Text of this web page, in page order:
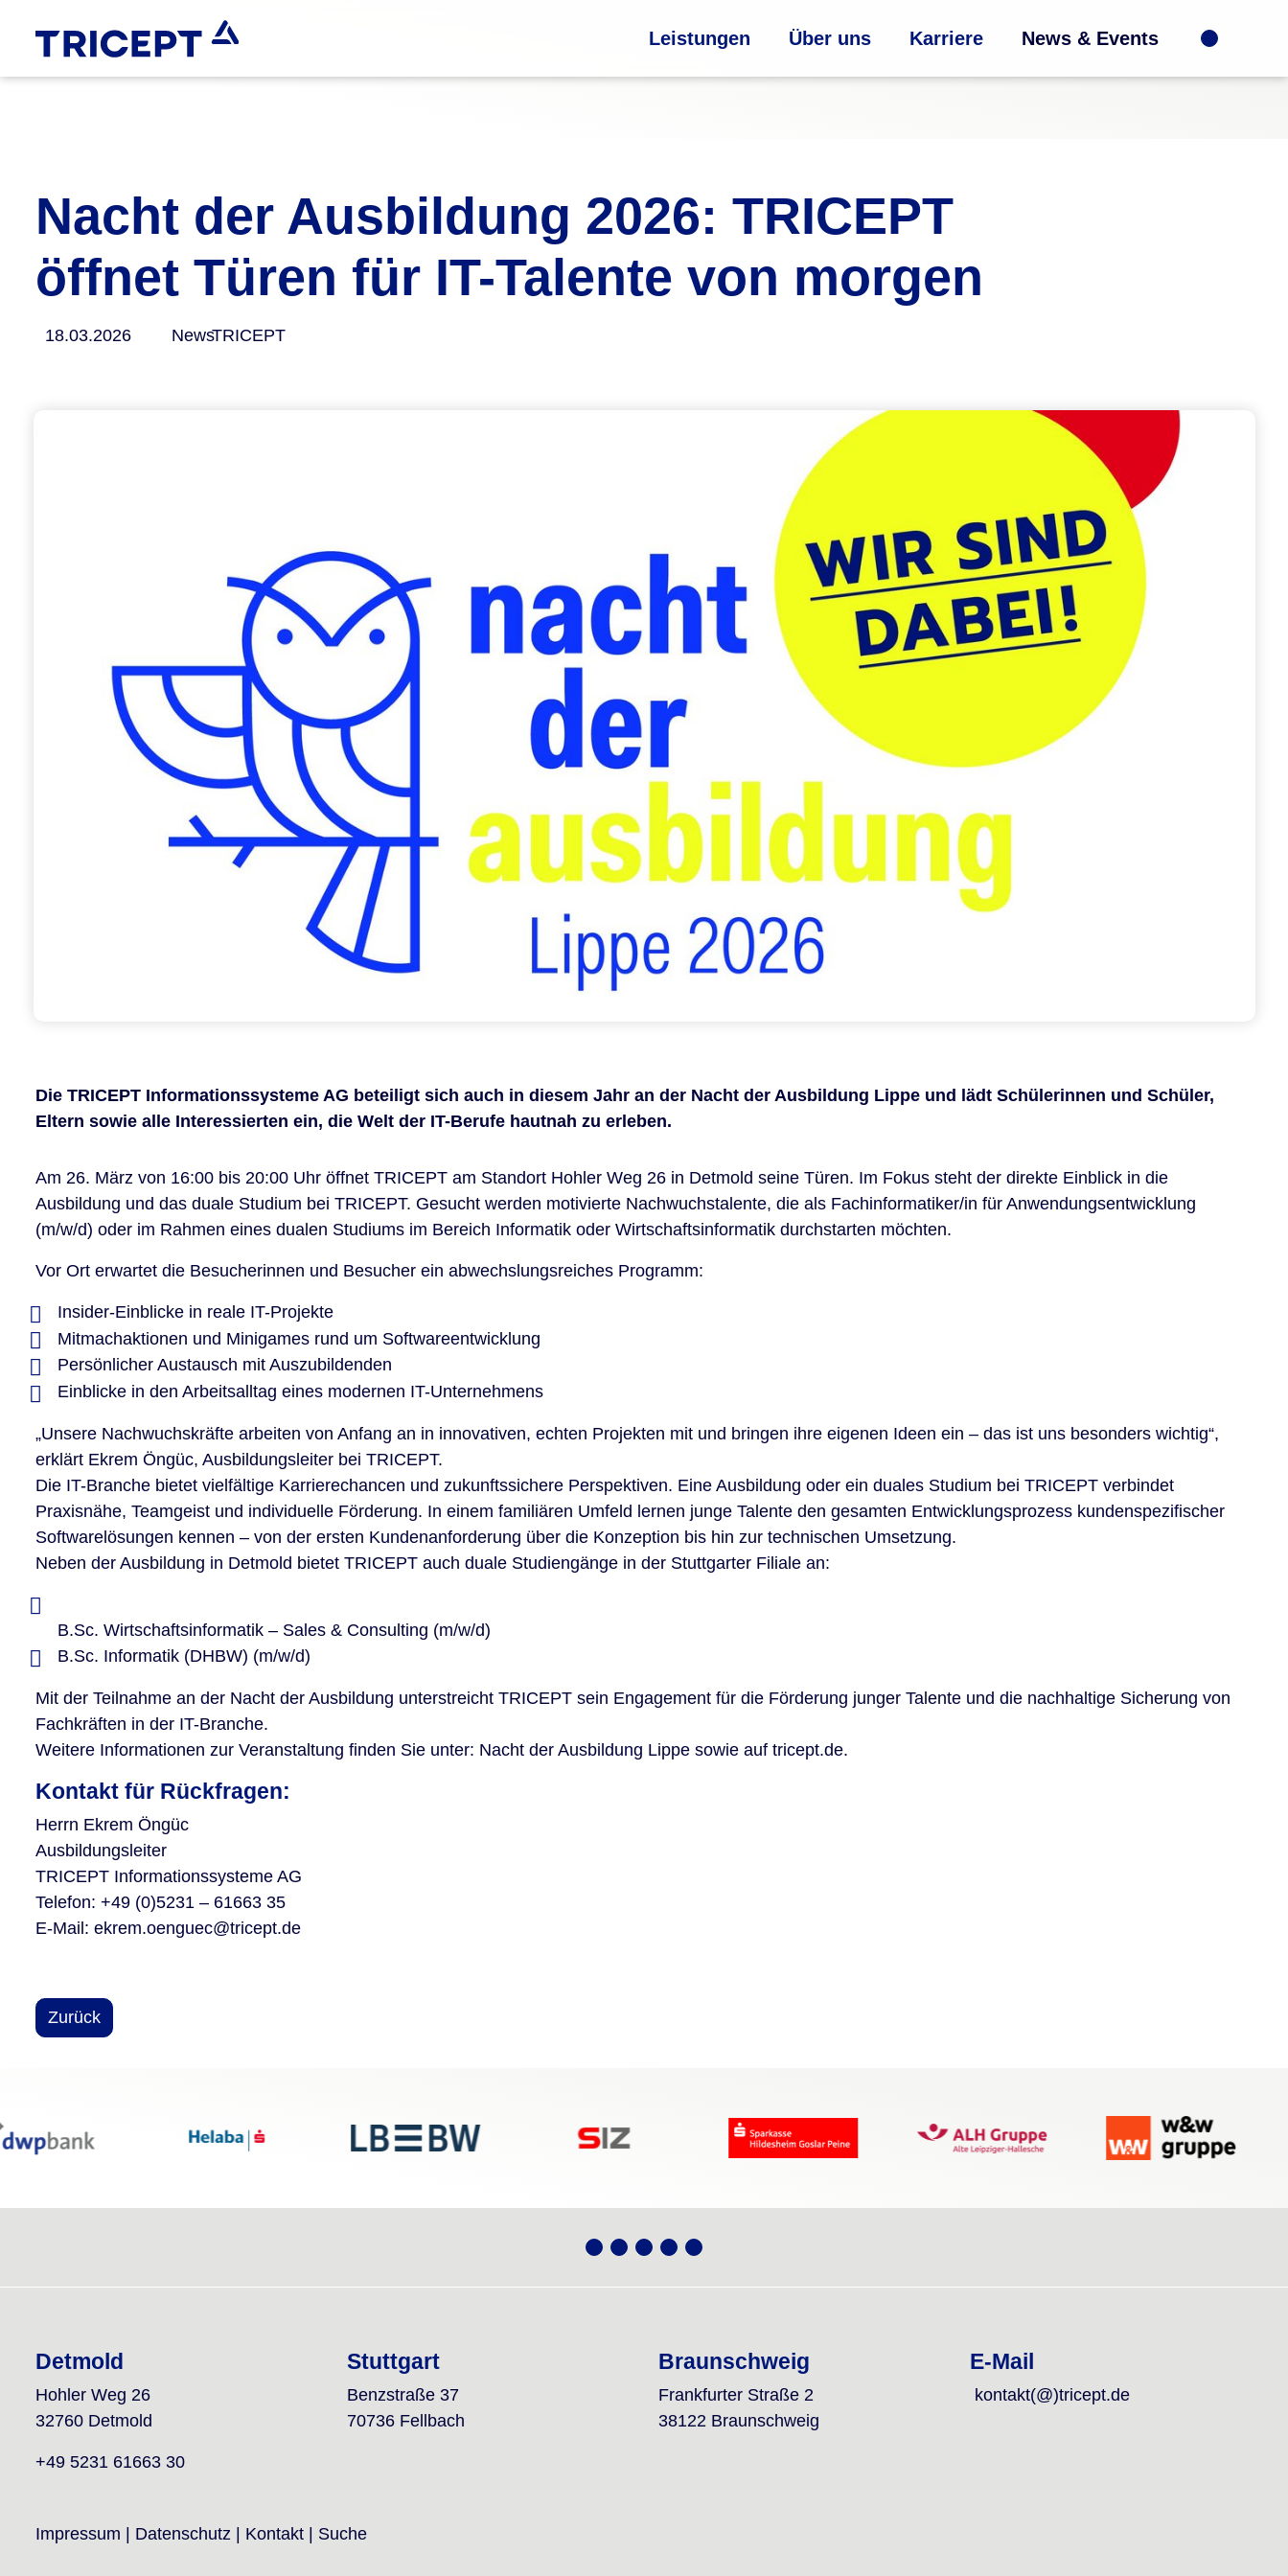
Leistungen Über uns Karriere News & Events
Nacht der Ausbildung 2026: TRICEPT
öffnet Türen für IT-Talente von morgen
18.03.2026 NewsTRICEPT
Die TRICEPT Informationssysteme AG beteiligt sich auch in diesem Jahr an der Nacht der Ausbildung Lippe und lädt Schülerinnen und Schüler,
Eltern sowie alle Interessierten ein, die Welt der IT-Berufe hautnah zu erleben.
Am 26. März von 16:00 bis 20:00 Uhr öffnet TRICEPT am Standort Hohler Weg 26 in Detmold seine Türen. Im Fokus steht der direkte Einblick in die
Ausbildung und das duale Studium bei TRICEPT. Gesucht werden motivierte Nachwuchstalente, die als Fachinformatiker/in für Anwendungsentwicklung
(m/w/d) oder im Rahmen eines dualen Studiums im Bereich Informatik oder Wirtschaftsinformatik durchstarten möchten.
Vor Ort erwartet die Besucherinnen und Besucher ein abwechslungsreiches Programm:
Insider-Einblicke in reale IT-Projekte
Mitmachaktionen und Minigames rund um Softwareentwicklung
Persönlicher Austausch mit Auszubildenden
Einblicke in den Arbeitsalltag eines modernen IT-Unternehmens
„Unsere Nachwuchskräfte arbeiten von Anfang an in innovativen, echten Projekten mit und bringen ihre eigenen Ideen ein – das ist uns besonders wichtig“,
erklärt Ekrem Öngüc, Ausbildungsleiter bei TRICEPT.
Die IT-Branche bietet vielfältige Karrierechancen und zukunftssichere Perspektiven. Eine Ausbildung oder ein duales Studium bei TRICEPT verbindet
Praxisnähe, Teamgeist und individuelle Förderung. In einem familiären Umfeld lernen junge Talente den gesamten Entwicklungsprozess kundenspezifischer
Softwarelösungen kennen – von der ersten Kundenanforderung über die Konzeption bis hin zur technischen Umsetzung.
Neben der Ausbildung in Detmold bietet TRICEPT auch duale Studiengänge in der Stuttgarter Filiale an:
B.Sc. Wirtschaftsinformatik – Sales & Consulting (m/w/d)
B.Sc. Informatik (DHBW) (m/w/d)
Mit der Teilnahme an der Nacht der Ausbildung unterstreicht TRICEPT sein Engagement für die Förderung junger Talente und die nachhaltige Sicherung von
Fachkräften in der IT-Branche.
Weitere Informationen zur Veranstaltung finden Sie unter: Nacht der Ausbildung Lippe sowie auf tricept.de.
Kontakt für Rückfragen:
Herrn Ekrem Öngüc
Ausbildungsleiter
TRICEPT Informationssysteme AG
Telefon: +49 (0)5231 – 61663 35
E-Mail: ekrem.oenguec@tricept.de
Zurück
Detmold
Hohler Weg 26
32760 Detmold
+49 5231 61663 30
Stuttgart
Benzstraße 37
70736 Fellbach
Braunschweig
Frankfurter Straße 2
38122 Braunschweig
E-Mail
kontakt(@)tricept.de
Impressum Datenschutz Kontakt Suche